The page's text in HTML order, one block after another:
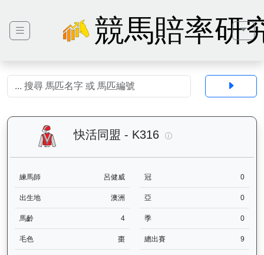
競馬賠率研
快活同盟 - K316
練馬師 呂健威 冠 0
出生地 澳洲 亞 0
馬齡 4 季 0
毛色 棗 總出賽 9